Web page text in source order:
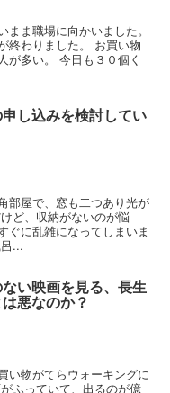
ま職場に向かいました。
終わりました。 お買い物
が多い。 今日も３０個く
し込みを検討してい
部屋で、窓も二つあり光が
ど、収納がないのが悩
ぐに乱雑になってしまいま
...
い映画を見る、長生
悪なのか？
い物がてらウォーキングに
ふっていて、出るのが億